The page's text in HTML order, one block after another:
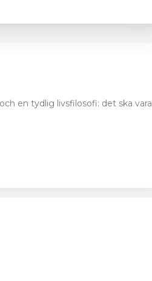
en tydlig livsfilosofi: det ska vara